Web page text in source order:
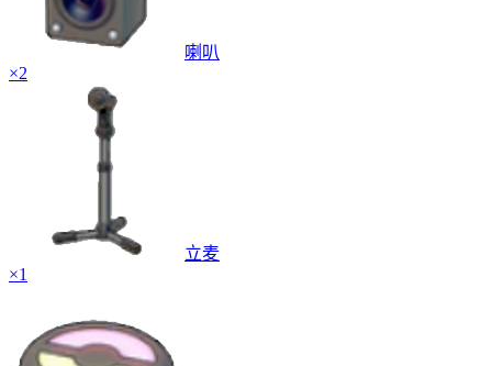
喇叭
×2
立麦
×1